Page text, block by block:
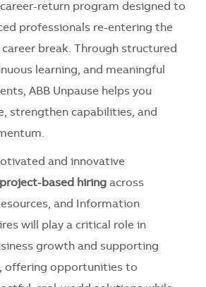
return program designed to
professionals re-entering the
break. Through structured
learning, and meaningful
ABB Unpause helps you
strengthen capabilities, and
and innovative
project-based hiring across
and Information
will play a critical role in
growth and supporting
offering opportunities to